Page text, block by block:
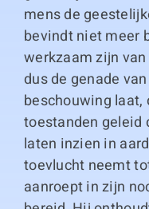
mens de
bevindt niet meer
werkzaam zijn
dus de genade
beschouwing laat,
toestanden geleid
laten inzien in
toevlucht neemt
aanroept in zijn